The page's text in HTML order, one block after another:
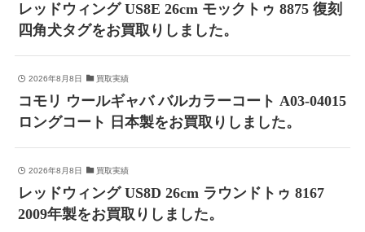
レッドウィング US8E 26cm モックトゥ 8875 復刻
四角犬タグをお買取りしました。
2026年8月8日 買取実績
コモリ ウールギャバ バルカラーコート A03-04015
ロングコート 日本製をお買取りしました。
2026年8月8日 買取実績
レッドウィング US8D 26cm ラウンドトゥ 8167
2009年製をお買取りしました。